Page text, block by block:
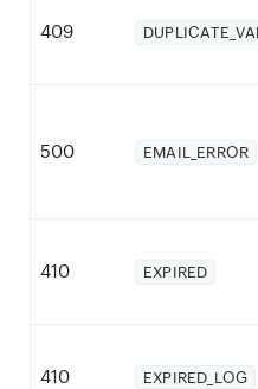
409
500 EMAIL_ERROR
410 EXPIRED
410 EXPIRED_LOG